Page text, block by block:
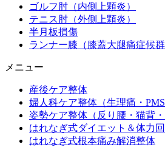
ゴルフ肘（内側上顆炎）
テニス肘（外側上顆炎）
半月板損傷
ランナー膝（膝蓋大腿痛症候群
メニュー
産後ケア整体
婦人科ケア整体（生理痛・
姿勢ケア整体（反り腰・猫背・
はれなぎ式ダイエット＆体力
はれなぎ式根本痛み解消整体